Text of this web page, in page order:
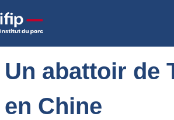
Accueil Actualités des
Tönnies en Chine
Un abattoir de
en Chine